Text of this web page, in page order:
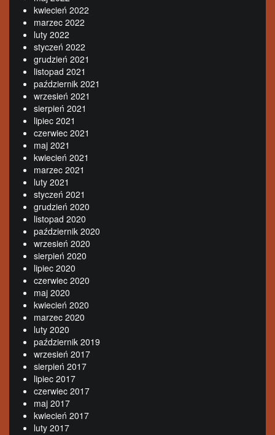
kwiecień 2022
marzec 2022
luty 2022
styczeń 2022
grudzień 2021
listopad 2021
październik 2021
wrzesień 2021
sierpień 2021
lipiec 2021
czerwiec 2021
maj 2021
kwiecień 2021
marzec 2021
luty 2021
styczeń 2021
grudzień 2020
listopad 2020
październik 2020
wrzesień 2020
sierpień 2020
lipiec 2020
czerwiec 2020
maj 2020
kwiecień 2020
marzec 2020
luty 2020
październik 2019
wrzesień 2017
sierpień 2017
lipiec 2017
czerwiec 2017
maj 2017
kwiecień 2017
luty 2017